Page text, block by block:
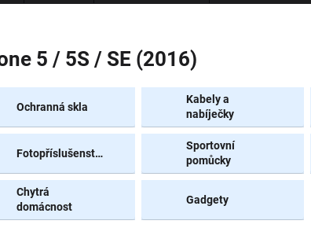
5 / 5S / SE (2016)
Ochranná skla
Kabely a
nabíječky
Fotopříslušenství
Sportovní
pomůcky
Chytrá
domácnost
Gadgety